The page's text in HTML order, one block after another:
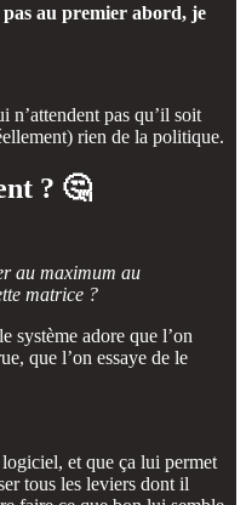
au premier abord, je
n’attendent pas qu’il soit
rien de la politique.
? 🤔
au maximum au
matrice ?
système adore que l’on
que l’on essaye de le
et que ça lui permet
tous les leviers dont il